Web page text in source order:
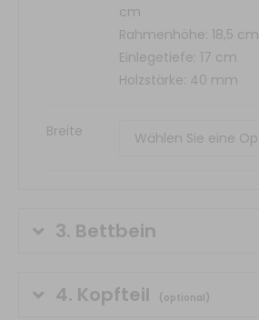
cm
Rahmenhöhe: 18,5 cm
Einlegetiefe: 17 cm
Holzstärke: 40 mm
Breite
3. Bettbein
4. Kopfteil (optional)